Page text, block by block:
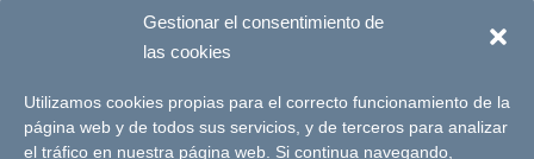
Gestionar el consentimiento de
las cookies
Utilizamos cookies propias para el correcto funcionamiento de la
página web y de todos sus servicios, y de terceros para analizar
el tráfico en nuestra página web. Si continua navegando,
Únete a la fundación